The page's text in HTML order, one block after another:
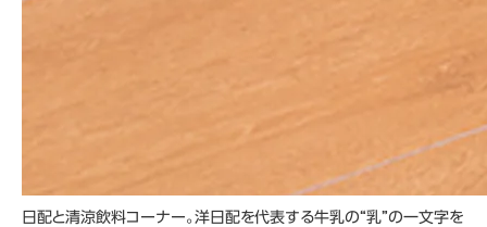
日配と清涼飲料コーナー。洋日配を代表する牛乳の“乳”の一文字を